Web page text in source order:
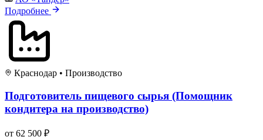
Подробнее
Краснодар • Производство
Подготовитель пищевого сырья (Помощник
кондитера на производство)
от 62 500 ₽